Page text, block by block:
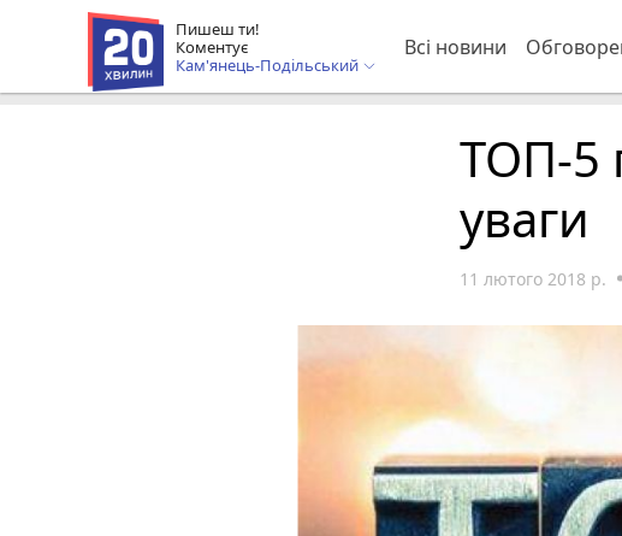
Пишеш ти!
Коментує
Кам'янець-Подільський
Всі новини
ТОП-5
уваги
11 лютого 2018 р.